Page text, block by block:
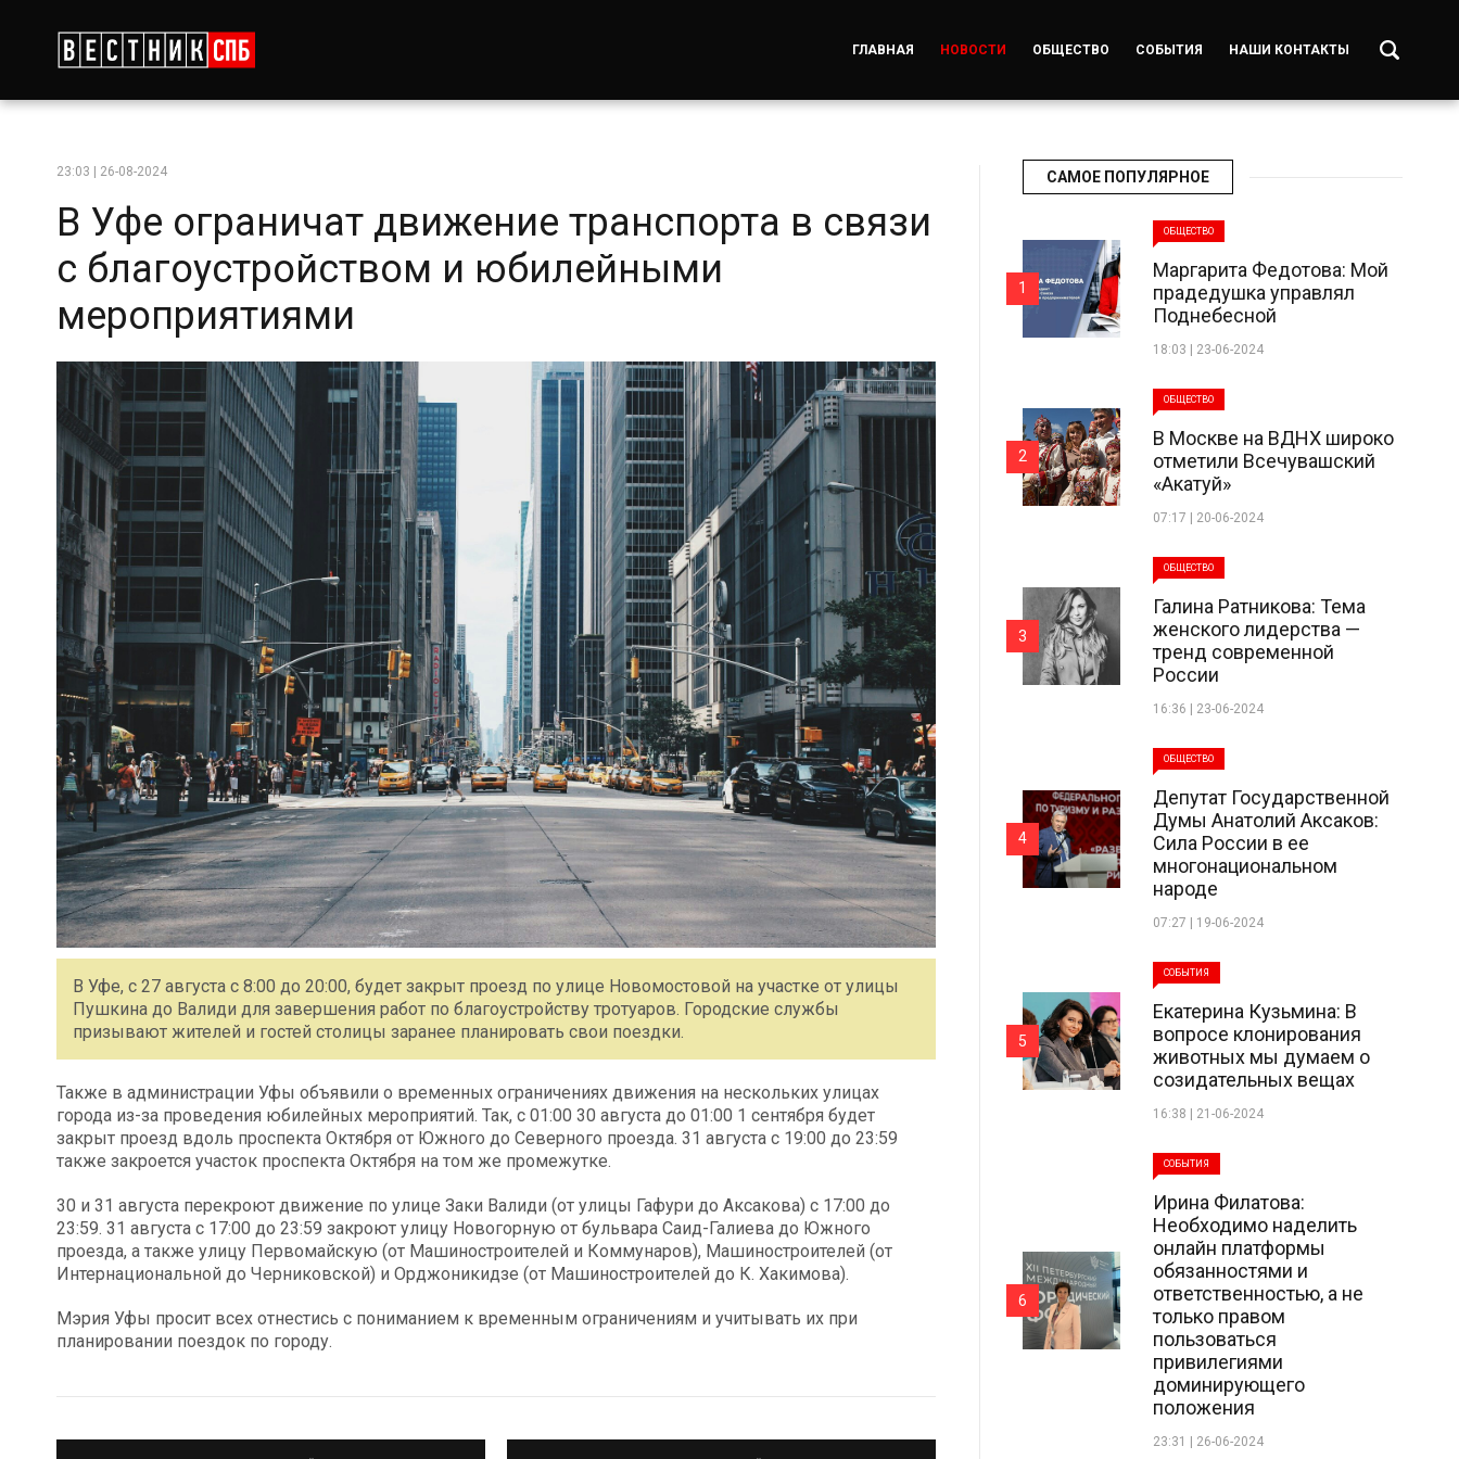
ГЛАВНАЯ НОВОСТИ ОБЩЕСТВО СОБЫТИЯ НАШИ КОНТАКТЫ
23:03 | 26-08-2024
В Уфе ограничат движение транспорта в связи
с благоустройством и юбилейными
мероприятиями
В Уфе, с 27 августа с 8:00 до 20:00, будет закрыт проезд по улице Новомостовой на участке от улицы
Пушкина до Валиди для завершения работ по благоустройству тротуаров. Городские службы
призывают жителей и гостей столицы заранее планировать свои поездки.
Также в администрации Уфы объявили о временных ограничениях движения на нескольких улицах
города из-за проведения юбилейных мероприятий. Так, с 01:00 30 августа до 01:00 1 сентября будет
закрыт проезд вдоль проспекта Октября от Южного до Северного проезда. 31 августа с 19:00 до 23:59
также закроется участок проспекта Октября на том же промежутке.
30 и 31 августа перекроют движение по улице Заки Валиди (от улицы Гафури до Аксакова) с 17:00 до
23:59. 31 августа с 17:00 до 23:59 закроют улицу Новогорную от бульвара Саид-Галиева до Южного
проезда, а также улицу Первомайскую (от Машиностроителей и Коммунаров), Машиностроителей (от
Интернациональной до Черниковской) и Орджоникидзе (от Машиностроителей до К. Хакимова).
Мэрия Уфы просит всех отнестись с пониманием к временным ограничениям и учитывать их при
планировании поездок по городу.
САМОЕ ПОПУЛЯРНОЕ
ОБЩЕСТВО
Маргарита Федотова: Мой
прадедушка управлял
Поднебесной
18:03 | 23-06-2024
1
ОБЩЕСТВО
В Москве на ВДНХ широко
отметили Всечувашский
«Акатуй»
07:17 | 20-06-2024
2
ОБЩЕСТВО
Галина Ратникова: Тема
женского лидерства —
тренд современной
России
16:36 | 23-06-2024
3
ОБЩЕСТВО
Депутат Государственной
Думы Анатолий Аксаков:
Сила России в ее
многонациональном
народе
07:27 | 19-06-2024
4
СОБЫТИЯ
Екатерина Кузьмина: В
вопросе клонирования
животных мы думаем о
созидательных вещах
16:38 | 21-06-2024
5
СОБЫТИЯ
Ирина Филатова:
Необходимо наделить
онлайн платформы
обязанностями и
ответственностью, а не
только правом
пользоваться
привилегиями
доминирующего
положения
23:31 | 26-06-2024
6